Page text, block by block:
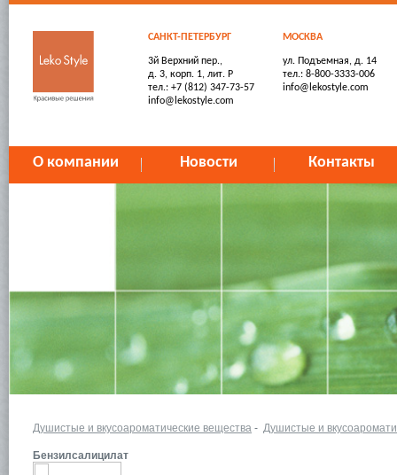
САНКТ-ПЕТЕРБУРГ
3й Верхний пер.,
д. 3, корп. 1, лит. Р
тел.: +7 (812) 347-73-57
info@lekostyle.com
МОСКВА
ул. Подъемная, д. 14
тел.: 8-800-3333-006
info@lekostyle.com
О компании Новости Контакты
Душистые и вкусоароматические вещества - Душистые и
Бензилсалицилат